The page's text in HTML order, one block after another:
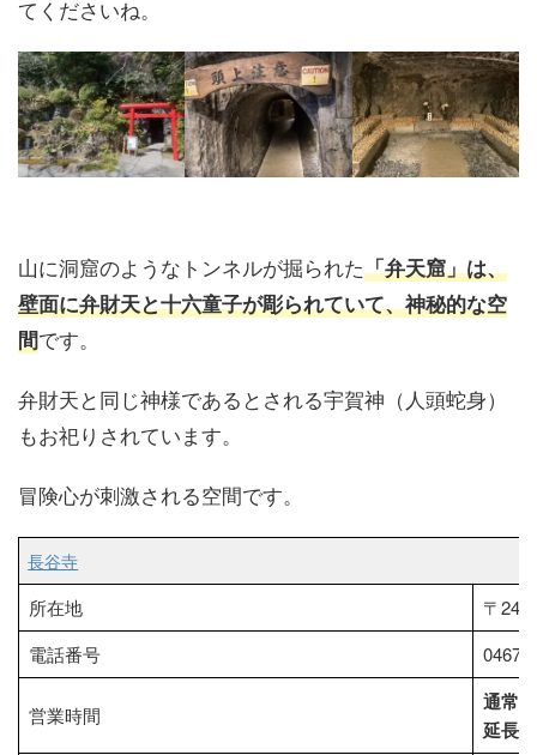
てくださいね。
山に洞窟のようなトンネルが掘られた「弁天窟」は、
壁面に弁財天と十六童子が彫られていて、神秘的な空
間です。
弁財天と同じ神様であるとされる宇賀神（人頭蛇身）
もお祀りされています。
冒険心が刺激される空間です。
長谷寺
所在地
〒
電話番号
0467-
営業時間
通常
延長